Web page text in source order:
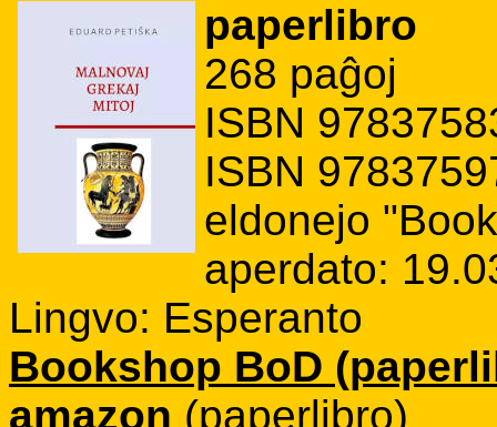
paperlibro
268 paĝoj
ISBN
ISBN
eldonejo
aperdato:
Lingvo: Esperanto
Bookshop BoD
amazon (paperlibro)